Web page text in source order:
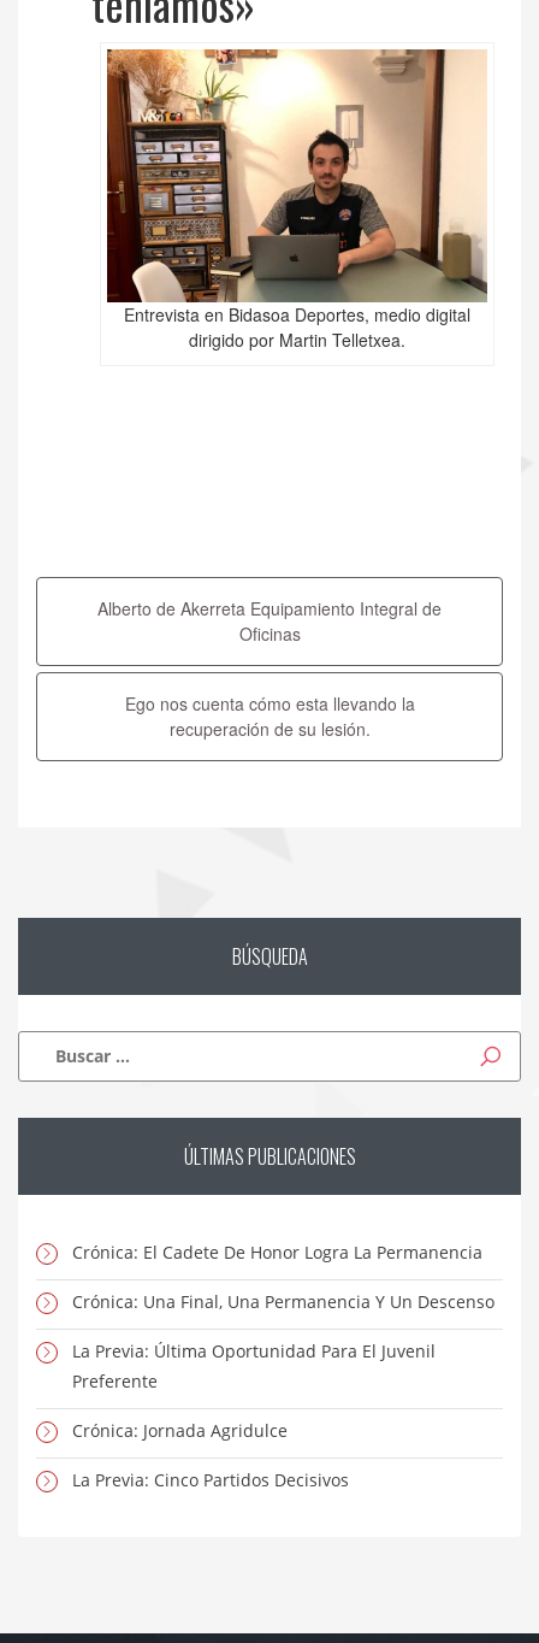
Entrevista en Bidasoa Deportes, medio digital
dirigido por Martin Telletxea.
de
Alberto de Akerreta Equipamiento Integral de
Oficinas
Ego nos cuenta cómo esta llevando la
recuperación de su lesión.
BÚSQUEDA
ÚLTIMASPUBLICACIONES
Crónica: El Cadete De Honor Logra La Permanencia
Crónica: Una Final, Una Permanencia Y Un Descenso
La Previa: Última Oportunidad Para El Juvenil
Preferente
Crónica: Jornada Agridulce
La Previa: Cinco Partidos Decisivos